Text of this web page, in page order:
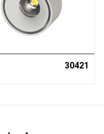
30421